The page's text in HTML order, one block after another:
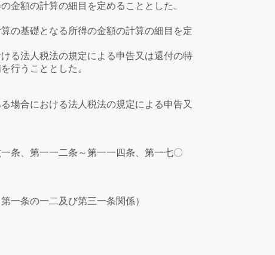
額の計算の細目を定めることとした。
の基礎となる所得の金額の計算の細目を定
る法人税法の規定による申告又は還付の特
行うこととした。
場合における法人税法の規定による申告又
条、第一一二条～第一一四条、第一七〇
一条の一二及び第三一条関係）